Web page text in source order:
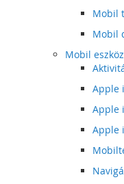
Mobil
Mobil
Mobil
Apple
Apple
Apple